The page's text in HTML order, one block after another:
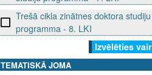
Trešā cikla zinātnes doktora studiju
programma - 8. LKI
Izvēlēties
TEMATISKĀ JOMA